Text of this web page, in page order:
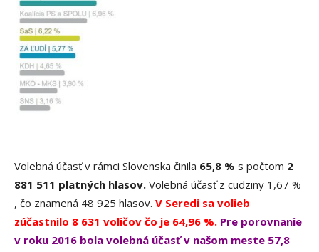
Volebná účasť v rámci Slovenska činila 65,8 % s počtom 2
881 511 platných hlasov. Volebná účasť z cudziny 1,67 %
, čo znamená 48 925 hlasov. V Seredi sa volieb
zúčastnilo 8 631 voličov čo je 64,96 %. Pre porovnanie
v roku 2016 bola volebná účasť v našom meste 57,8